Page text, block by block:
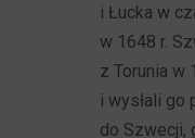
i Łucka w
w 1648 r.
z Torunia w
i wysłali go
do Szwecji,